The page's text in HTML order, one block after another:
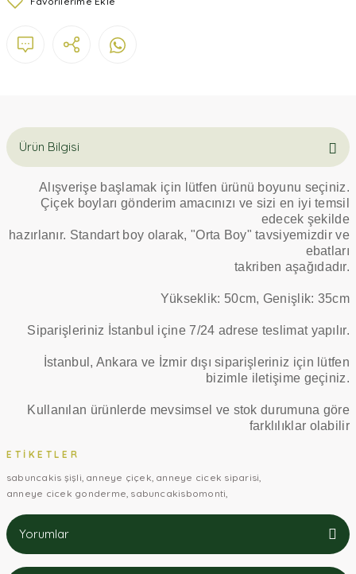
Ürün Bilgisi
Alışverişe başlamak için lütfen ürünü boyunu seçiniz.
Çiçek boyları gönderim amacınızı ve sizi en iyi temsil
edecek şekilde
hazırlanır. Standart boy olarak, "Orta Boy" tavsiyemizdir ve
ebatları
takriben aşağıdadır.
Yükseklik: 50cm, Genişlik: 35cm
Siparişleriniz İstanbul içine 7/24 adrese teslimat yapılır.
İstanbul, Ankara ve İzmir dışı siparişleriniz için lütfen
bizimle iletişime geçiniz.
Kullanılan ürünlerde mevsimsel ve stok durumuna göre
farklılıklar olabilir
ETIKETLER
sabuncakis şişli anneye çiçek anneye cicek siparisi
anneye cicek gonderme sabuncakisbomonti
Yorumlar